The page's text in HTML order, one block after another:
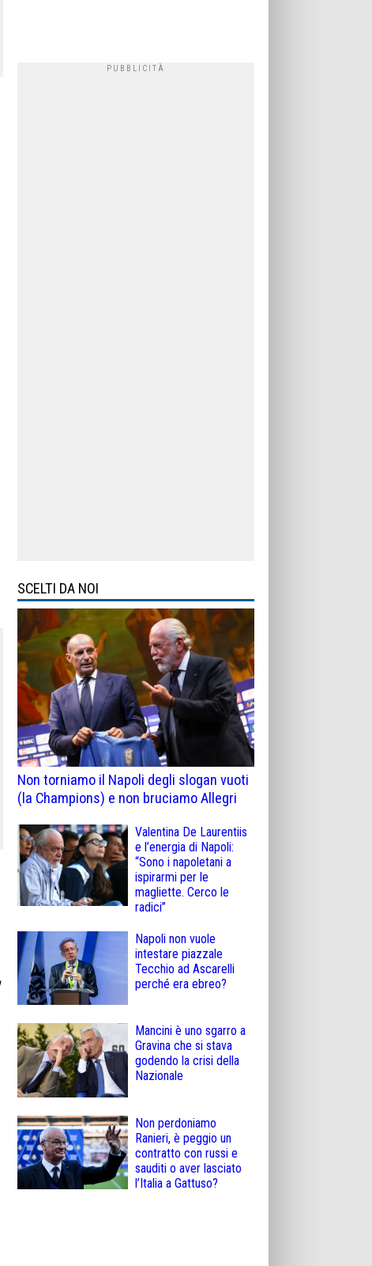
SCELTI DA NOI
Non torniamo il Napoli degli slogan vuoti
(la Champions) e non bruciamo Allegri
Valentina De Laurentiis
e l’energia di Napoli:
“Sono i napoletani a
ispirarmi per le
magliette. Cerco le
radici”
Napoli non vuole
intestare piazzale
Tecchio ad Ascarelli
perché era ebreo?
Mancini è uno sgarro a
Gravina che si stava
godendo la crisi della
Nazionale
Non perdoniamo
Ranieri, è peggio un
contratto con russi e
sauditi o aver lasciato
l’Italia a Gattuso?